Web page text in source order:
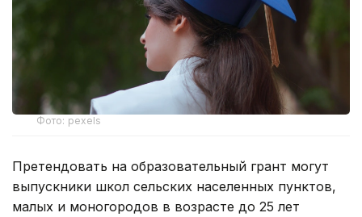
Фото: pexels
Претендовать на образовательный грант могут
выпускники школ сельских населенных пунктов,
малых и моногородов в возрасте до 25 лет